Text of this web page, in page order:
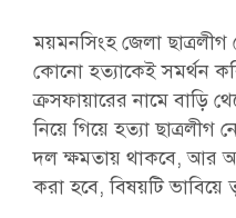
ময়মনসিংহ জেলা
কোনো হত্যাকেই সমর্থন
ক্রসফায়ারের নামে বাড়ি
নিয়ে গিয়ে হত্যা ছাত্রলীগ
দল ক্ষমতায় থাকবে, আর
করা হবে, বিষয়টি ভাবিয়ে